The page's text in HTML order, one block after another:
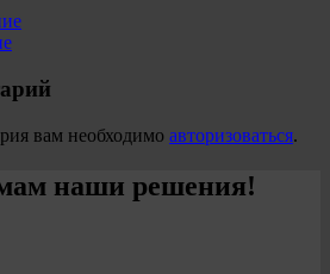
вам необходимо авторизоваться.
наши решения!